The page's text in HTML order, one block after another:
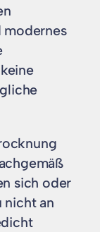
modernes
sich oder
nicht an